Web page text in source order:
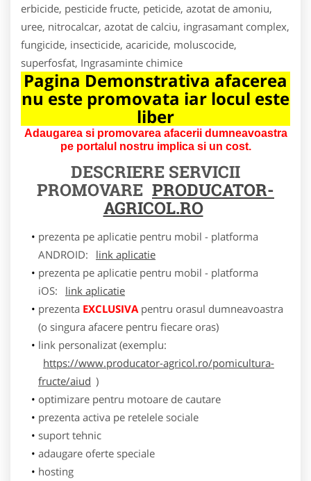
erbicide, pesticide fructe, peticide, azotat de amoniu,
uree, nitrocalcar, azotat de calciu, ingrasamant complex,
fungicide, insecticide, acaricide, moluscocide,
superfosfat, Ingrasaminte chimice
Pagina Demonstrativa afacerea
nu este promovata iar locul este
liber
Adaugarea si promovarea afacerii dumneavoastra
pe portalul nostru implica si un cost.
DESCRIERE SERVICII
PROMOVARE PRODUCATOR-
AGRICOL.RO
prezenta pe aplicatie pentru mobil - platforma
ANDROID:
link aplicatie
prezenta pe aplicatie pentru mobil - platforma
iOS:
link aplicatie
prezenta EXCLUSIVApentru orasul dumneavoastra
(o singura afacere pentru fiecare oras)
link personalizat (exemplu:
https://www.producator-agricol.ro/pomicultura-
fructe/aiud )
optimizare pentru motoare de cautare
prezenta activa pe retelele sociale
suport tehnic
adaugare oferte speciale
hosting